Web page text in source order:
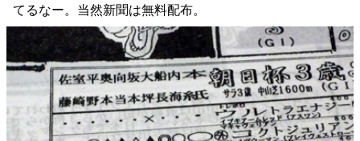
てるなー。当然新聞は無料配布。